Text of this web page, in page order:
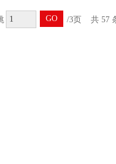
GO /3页 共 57